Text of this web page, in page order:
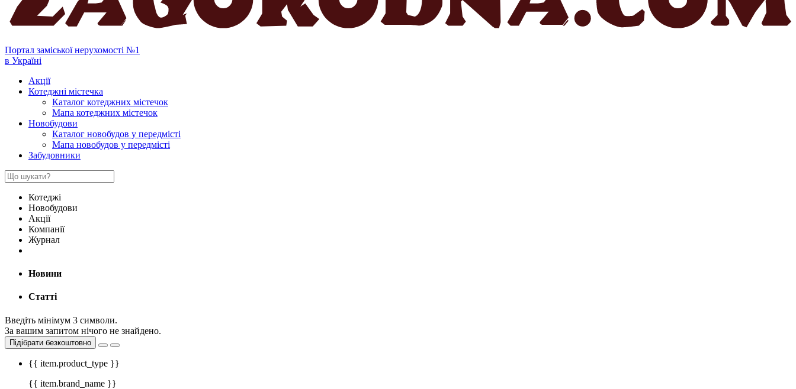
Портал заміської нерухомості №1
в Україні
Акції
Котеджні містечка
Каталог котеджних містечок
Мапа котеджних містечок
Новобудови
Каталог новобудов у передмісті
Мапа новобудов у передмісті
Забудовники
Котеджі
Новобудови
Акції
Компанії
Журнал
Новини
Статті
Введіть мінімум 3 символи.
За вашим запитом нічого не знайдено.
Підібрати безкоштовно
{{ item.product_type }}
{{ item.brand_name }}